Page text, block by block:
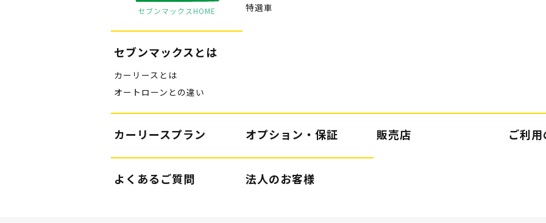
セブンマックスHOME
セブンマックスとは
カーリースとは
オートローンとの違い
特選車
カーリースプラン オプション・保証 販売店 ご利
よくあるご質問 法人のお客様